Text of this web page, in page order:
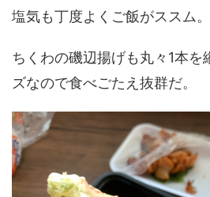
塩気も丁度よくご飯がススム。
ちくわの磯辺揚げも丸々1本を
ズなので食べごたえ抜群だ。